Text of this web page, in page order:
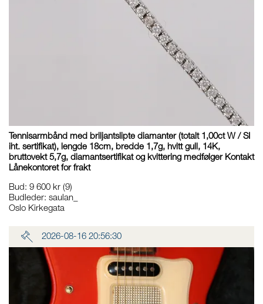
Tennisarmbånd med briljantslipte diamanter (totalt 1,00ct W / SI
iht. sertifikat), lengde 18cm, bredde 1,7g, hvitt gull, 14K,
bruttovekt 5,7g, diamantsertifikat og kvittering medfølger Kontakt
Lånekontoret for frakt
Bud: 9 600 kr (9)
Budleder: saulan_
Oslo Kirkegata
2026-08-16 20:56:30